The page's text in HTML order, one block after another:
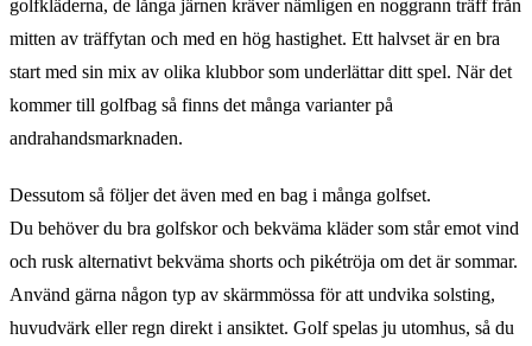
golfkläderna, de långa järnen kräver nämligen en noggrann träff från
mitten av träffytan och med en hög hastighet. Ett halvset är en bra
start med sin mix av olika klubbor som underlättar ditt spel. När det
kommer till golfbag så finns det många varianter på
andrahandsmarknaden.
Dessutom så följer det även med en bag i många golfset.
Du behöver du bra golfskor och bekväma kläder som står emot vind
och rusk alternativt bekväma shorts och pikétröja om det är sommar.
Använd gärna någon typ av skärmmössa för att undvika solsting,
huvudvärk eller regn direkt i ansiktet. Golf spelas ju utomhus, så du